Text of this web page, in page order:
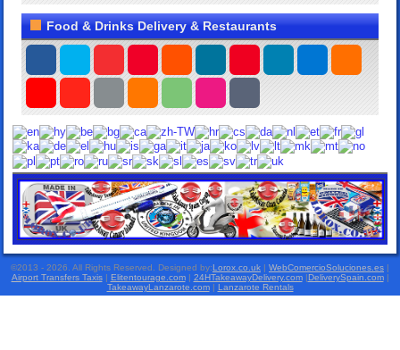
Food & Drinks Delivery & Restaurants
©2013 - 2026. All Rights Reserved. Designed by:Lorox.co.uk | WebComercioSoluciones.es |
Airport Transfers Taxis| Elitentourage.com| 24HTakeawayDelivery.com|DeliverySpain.com|
TakeawayLanzarote.com| Lanzarote Rentals